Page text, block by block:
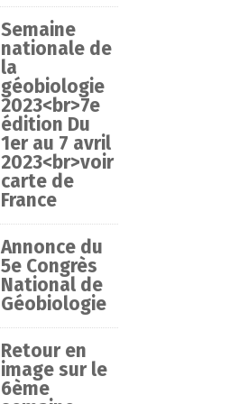
Semaine
nationale de
la
géobiologie
2023<br>7e
édition Du
1er au 7 avril
2023<br>voir
carte de
France
Annonce du
5e Congrès
National de
Géobiologie
Retour en
image sur le
6ème